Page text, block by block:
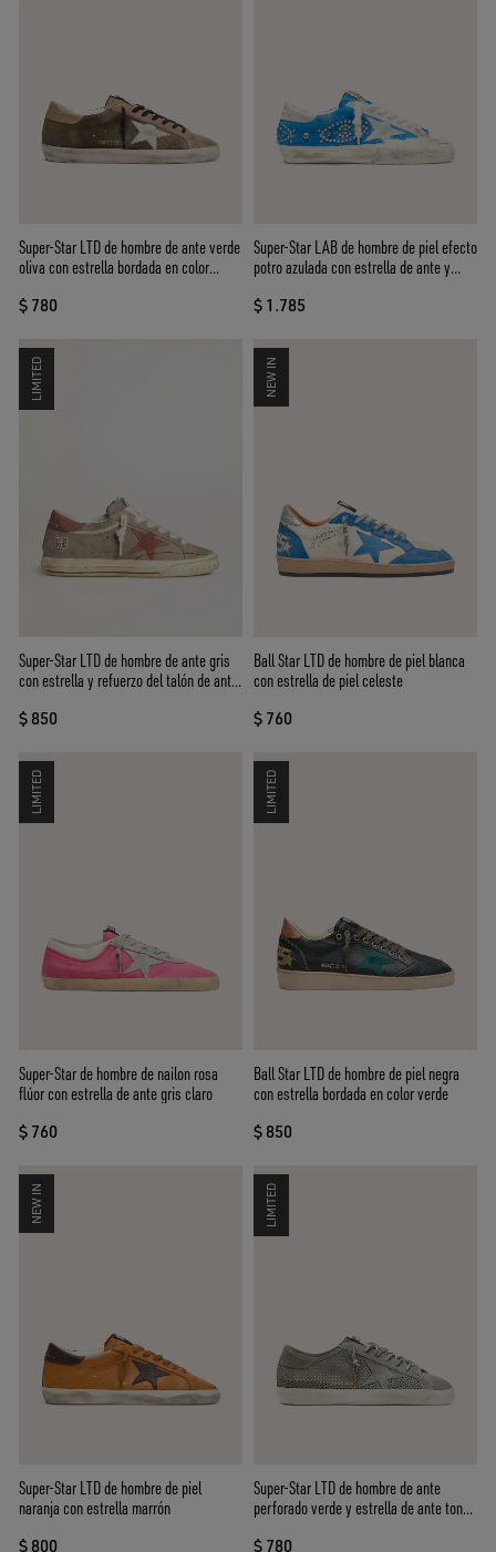
Super-Star LTD de hombre de ante verde
oliva con estrella bordada en color
$ 780
Super-Star LAB de hombre de piel efecto
potro azulada con estrella de ante y
$ 1.785
LIMITED
Super-Star LTD de hombre de ante gris
con estrella y refuerzo del talón de ante
$ 850
NEW IN
Ball Star LTD de hombre de piel blanca
con estrella de piel celeste
$ 760
LIMITED
Super-Star de hombre de nailon rosa
flúor con estrella de ante gris claro
$ 760
LIMITED
Ball Star LTD de hombre de piel negra
con estrella bordada en color verde
$ 850
NEW IN
Super-Star LTD de hombre de piel
naranja con estrella marrón
$ 800
LIMITED
Super-Star LTD de hombre de ante
perforado verde y estrella de ante tono
$ 780